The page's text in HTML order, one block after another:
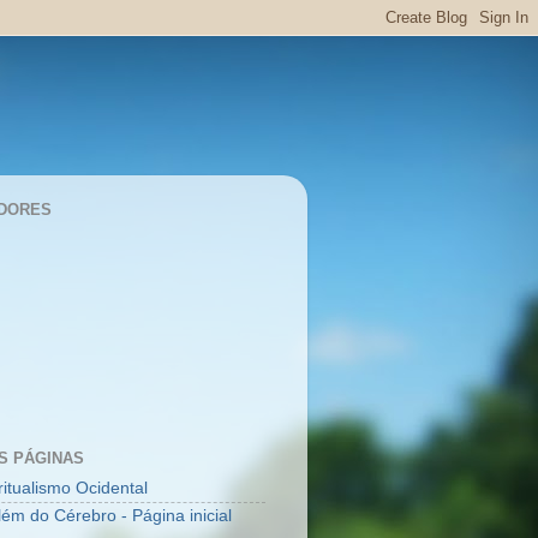
PÁGINAS
Ocidental
do Cérebro - Página inicial